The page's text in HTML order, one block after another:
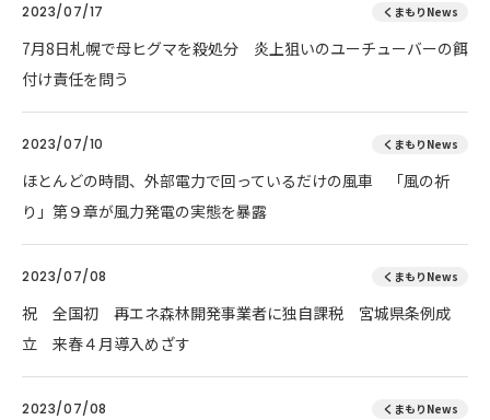
2023/07/17 くまもりNews
7月8日札幌で母ヒグマを殺処分 炎上狙いのユーチューバーの餌
付け責任を問う
2023/07/10 くまもりNews
ほとんどの時間、外部電力で回っているだけの風車 「風の祈
り」第９章が風力発電の実態を暴露
2023/07/08 くまもりNews
祝 全国初 再エネ森林開発事業者に独自課税 宮城県条例成
立 来春４月導入めざす
2023/07/08 くまもりNews